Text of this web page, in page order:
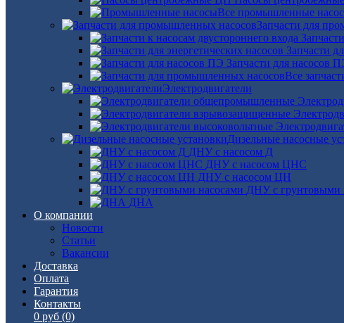
Все промышленные
Запчасти для
Запчасти
Запчасти для насосов
Все
Электродвигатели
Дизельные насосные
ДНУ с насосом Д
ДНУ с насосом ЦНС
ДНУ с насосом ЦН
ДНУ с грунтовыми
ДНА
О компании
Новости
Статьи
Вакансии
Доставка
Оплата
Гарантия
Контакты
0 руб (0)